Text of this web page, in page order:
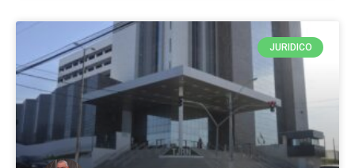
JURIDICO